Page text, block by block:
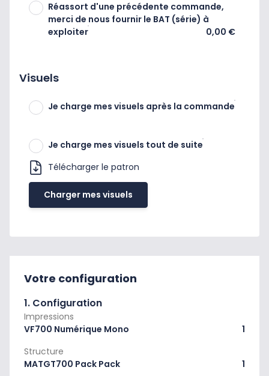
Réassort d'une précédente commande,
merci de nous fournir le BAT (série) à
exploiter
0,00 €
Visuels
Je charge mes visuels après la commande
Je charge mes visuels tout de suite
Télécharger le patron
Charger mes visuels
Votre configuration
1. Configuration
Impressions
VF700 Numérique Mono
1
Structure
MATGT700 Pack Pack
1